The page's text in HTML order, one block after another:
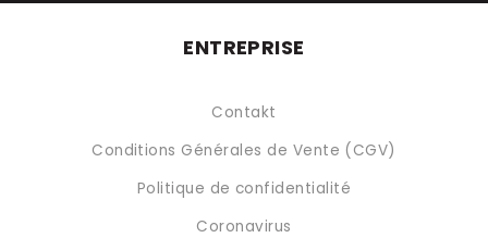
ENTREPRISE
Contakt
Conditions Générales de Vente (CGV)
Politique de confidentialité
Coronavirus